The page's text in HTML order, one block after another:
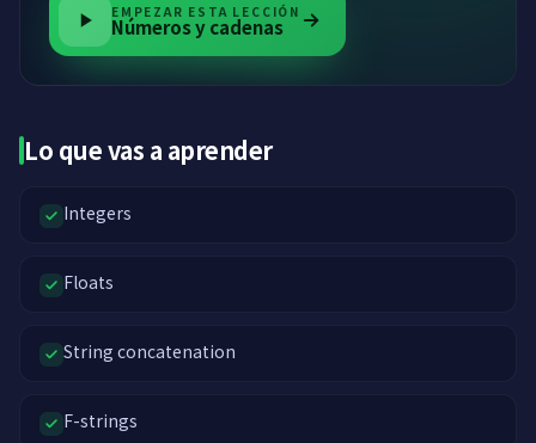
EMPEZAR ESTA LECCIÓN
Números y cadenas
Lo que vas a aprender
Integers
Floats
String concatenation
F-strings